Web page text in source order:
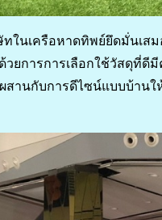
ในเครือหาดทิพย์ยึดมั่นเส
ยการการเลือกใช้วัสดุที่
สานกับการดีไซน์แบบบ้าน